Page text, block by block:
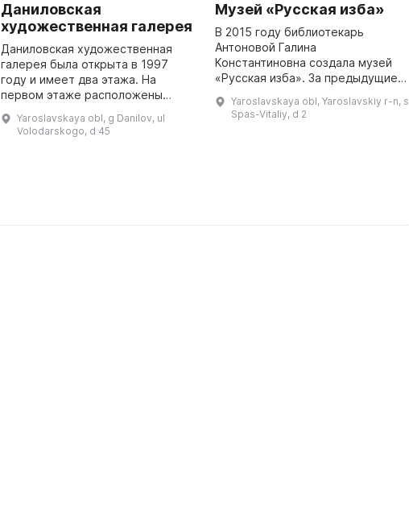
Даниловская
художественная галерея
Даниловская художественная
галерея была открыта в 1997
году и имеет два этажа. На
первом этаже расположены
творчества, а на втором - 130 кв.
м. экспозиционного помещения.
Yaroslavskaya obl, g Danilov, ul
Volodarskogo, d 45
Музей «Русская изба»
В 2015 году библиотекарь
Антоновой Галина
Константиновна создала музей
«Русская изба». За предыдущие
предметов крестьянского быта
села Спас-Виталий, и благодаря
Yaroslavskaya obl, Yaroslavskiy r-n, s
Spas-Vitaliy, d 2